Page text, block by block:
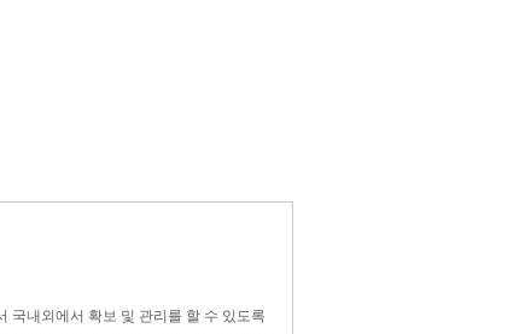
국내외에서 확보 및 관리를 할 수 있도록